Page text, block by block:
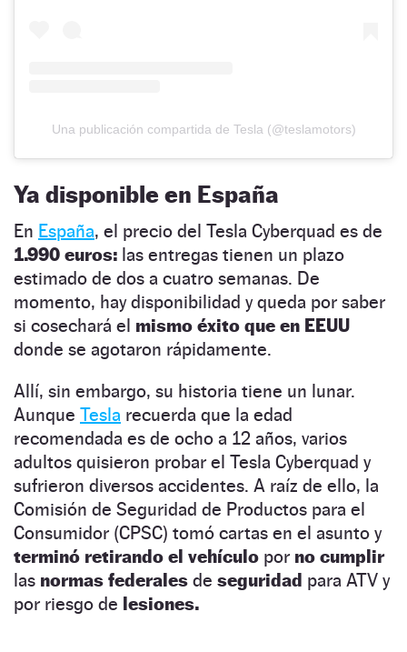
Una publicación compartida de Tesla (@teslamotors)
Ya disponible en España
En España, el precio del Tesla Cyberquad es de
1.990 euros: las entregas tienen un plazo
estimado de dos a cuatro semanas. De
momento, hay disponibilidad y queda por saber
si cosechará el mismo éxito que en EEUU
donde se agotaron rápidamente.
Allí, sin embargo, su historia tiene un lunar.
Aunque Tesla recuerda que la edad
recomendada es de ocho a 12 años, varios
adultos quisieron probar el Tesla Cyberquad y
sufrieron diversos accidentes. A raíz de ello, la
Comisión de Seguridad de Productos para el
Consumidor (CPSC) tomó cartas en el asunto y
terminó retirando el vehículo por no cumplir
las normas federales de seguridad para ATV y
por riesgo de lesiones.